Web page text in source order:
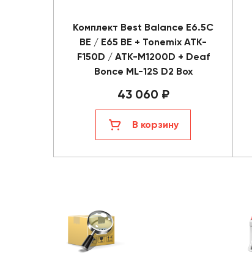
Комплект Best Balance E6.5C
BE / E65 BE + Tonemix ATK-
F150D / ATK-M1200D + Deaf
Bonce ML-12S D2 Box
43 060 ₽
В корзину